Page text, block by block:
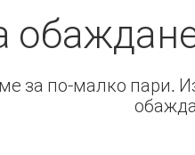
за по-малко пари.